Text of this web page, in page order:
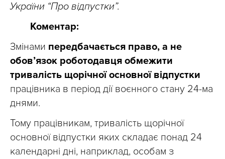
України “Про відпустки”.
Коментар:
Змінами передбачається право, а не
обов’язок роботодавця обмежити
тривалість щорічної основної відпустки
працівника в період дії воєнного стану 24-ма
днями.
Тому працівникам, тривалість щорічної
основної відпустки яких складає понад 24
календарні дні, наприклад, особам з